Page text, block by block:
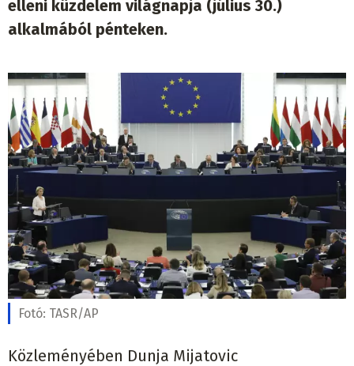
elleni küzdelem világnapja (július 30.)
alkalmából pénteken.
Fotó: TASR/AP
Közleményében Dunja Mijatovic